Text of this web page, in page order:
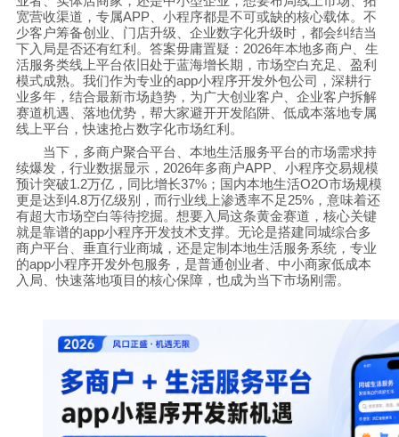
宽营收渠道，专属APP 、小程序都是不可或缺的核心载体。不
少客户筹备创业、门店升级、企业数字化升级时，都会纠结当
下入局是否还有红利。答案毋庸置疑： 2026年本地多商户、生
活服务类线上平台依旧处于蓝海增长期，市场空白充足、盈利
模式成熟。我们作为专业的app小程序开发外包公司，深耕行
业多年，结合最新市场趋势，为广大创业客户、企业客户拆解
赛道机遇、落地优势，帮大家避开开发陷阱、低成本落地专属
线上平台，快速抢占数字化市场红利。
当下，多商户聚合平台、本地生活服务平台的市场需求持
续爆发，行业数据显示， 2026年多商户APP 、小程序交易规模
预计突破1.2万亿，同比增长37% ；国内本地生活O2O市场规模
更是达到4.8万亿级别，而行业线上渗透率不足25% ，意味着还
有超大市场空白等待挖掘。想要入局这条黄金赛道，核心关键
就是靠谱的app小程序开发技术支撑。无论是搭建同城综合多
商户平台、垂直行业商城，还是定制本地生活服务系统，专业
的app小程序开发外包服务，是普通创业者、中小商家低成本
入局、快速落地项目的核心保障，也成为当下市场刚需。